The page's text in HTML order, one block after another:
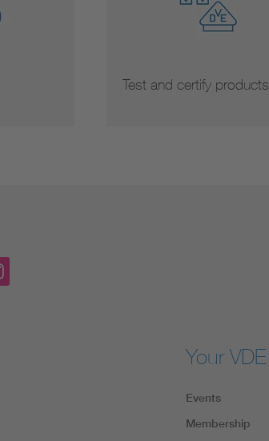
Test and certify products
Your VDE
Events
Membership